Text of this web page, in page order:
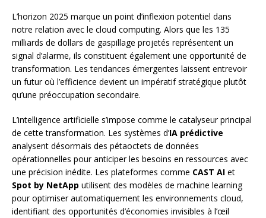
L’horizon 2025 marque un point d’inflexion potentiel dans
notre relation avec le cloud computing. Alors que les 135
milliards de dollars de gaspillage projetés représentent un
signal d’alarme, ils constituent également une opportunité de
transformation. Les tendances émergentes laissent entrevoir
un futur où l’efficience devient un impératif stratégique plutôt
qu’une préoccupation secondaire.
L’intelligence artificielle s’impose comme le catalyseur principal
de cette transformation. Les systèmes d’IA prédictive
analysent désormais des pétaoctets de données
opérationnelles pour anticiper les besoins en ressources avec
une précision inédite. Les plateformes comme CAST AI et
Spot by NetApp utilisent des modèles de machine learning
pour optimiser automatiquement les environnements cloud,
identifiant des opportunités d’économies invisibles à l’œil